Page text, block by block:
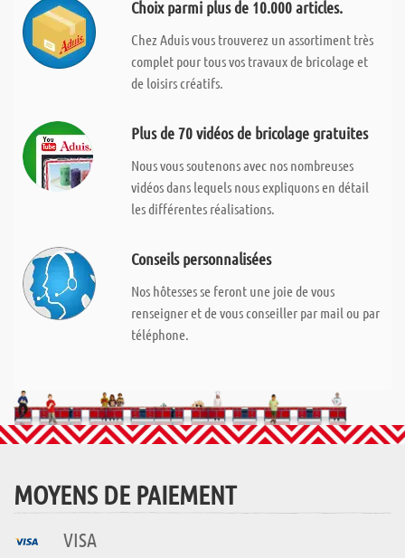
Choix parmi plus de 10.000 articles.
Chez Aduis vous trouverez un assortiment très
complet pour tous vos travaux de bricolage et
de loisirs créatifs.
Plus de 70 vidéos de bricolage gratuites
Nous vous soutenons avec nos nombreuses
vidéos dans lequels nous expliquons en détail
les différentes réalisations.
Conseils personnalisées
Nos hôtesses se feront une joie de vous
renseigner et de vous conseiller par mail ou par
téléphone.
MOYENS DE PAIEMENT
VISA